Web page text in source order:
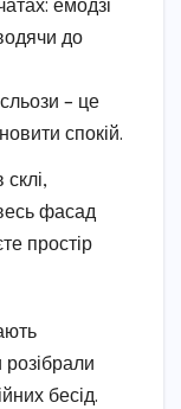
емодзі
до
– це
спокій.
фасад
простір
бесід.